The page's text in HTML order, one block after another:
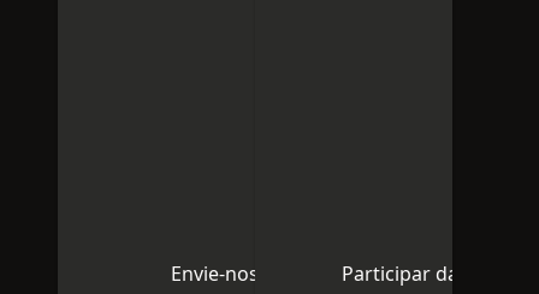
Envie-nos um e-mailParticipar da